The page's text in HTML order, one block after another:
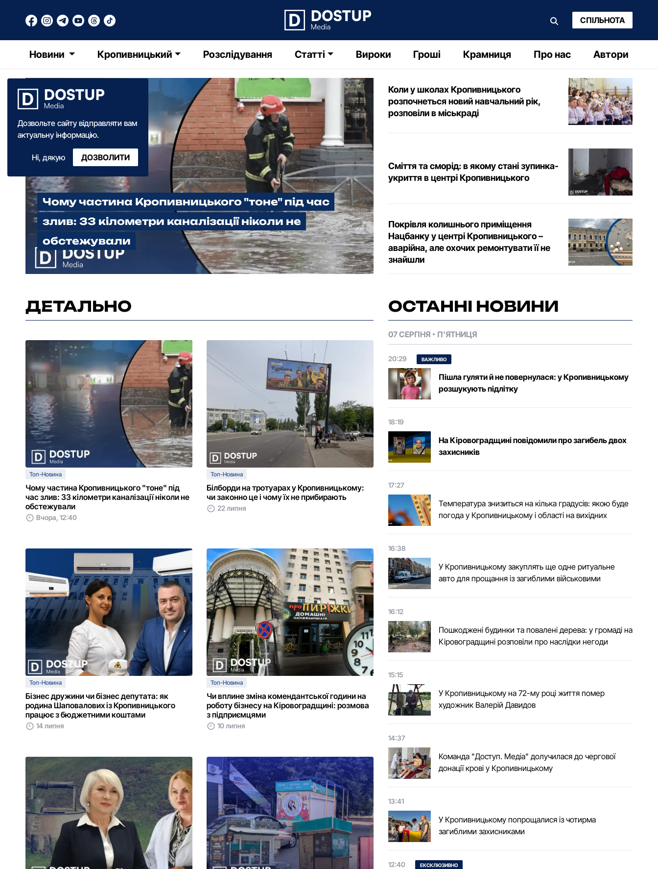
СПІЛЬНОТА
Новини Кропивницький Розслідування Статті Вироки Гроші Крамниця Про нас Автори
Дозвольте сайту відправляти вам
актуальну інформацію.
Ні, дякую ДОЗВОЛИТИ
Чому частина Кропивницького "тоне" під час
злив: 33 кілометри каналізації ніколи не
обстежували
Коли у школах Кропивницького
розпочнеться новий навчальний рік,
розповіли в міськраді
Сміття та сморід: в якому стані зупинка-
укриття в центрі Кропивницького
Покрівля колишнього приміщення
Нацбанку у центрі Кропивницького –
аварійна, але охочих ремонтувати її не
знайшли
ДЕТАЛЬНО
Топ-Новина
Чому частина Кропивницького "тоне" під
час злив: 33 кілометри каналізації ніколи не
обстежували
Вчора, 12:40
Топ-Новина
Білборди на тротуарах у Кропивницькому:
чи законно це і чому їх не прибирають
22 липня
Топ-Новина
Бізнес дружини чи бізнес депутата: як
родина Шаповалових із Кропивницького
працює з бюджетними коштами
14 липня
Топ-Новина
Чи вплине зміна комендантської години на
роботу бізнесу на Кіровоградщині: розмова
з підприємцями
10 липня
ОСТАННІ НОВИНИ
07 СЕРПНЯ П'ЯТНИЦЯ
20:29 ВАЖЛИВО
Пішла гуляти й не повернулася: у Кропивницькому
розшукують підлітку
18:19
На Кіровоградщині повідомили про загибель двох
захисників
17:27
Температура знизиться на кілька градусів: якою буде
погода у Кропивницькому і області на вихідних
16:38
У Кропивницькому закуплять ще одне ритуальне
авто для прощання із загиблими військовими
16:12
Пошкоджені будинки та повалені дерева: у громаді на
Кіровоградщині розповіли про наслідки негоди
15:15
У Кропивницькому на 72-му році життя помер
художник Валерій Давидов
14:37
Команда "Доступ. Медіа" долучилася до чергової
донації крові у Кропивницькому
13:41
У Кропивницькому попрощалися із чотирма
загиблими захисниками
12:40 ЕКСКЛЮЗИВНО